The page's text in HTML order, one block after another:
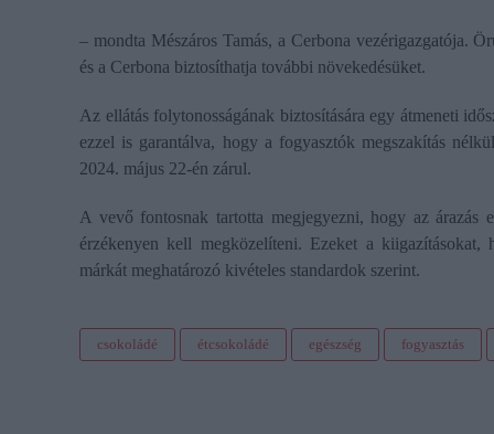
– mondta Mészáros Tamás, a Cerbona vezérigazgatója.
és a Cerbona biztosíthatja további növekedésüket.
Az ellátás folytonosságának biztosítására egy átmeneti
ezzel is garantálva, hogy a fogyasztók megszakítás
2024. május 22-én zárul.
A vevő fontosnak tartotta megjegyezni, hogy az árazás
érzékenyen kell megközelíteni. Ezeket a
márkát meghatározó kivételes standardok szerint.
csokoládé étcsokoládé egészség fogyasztás